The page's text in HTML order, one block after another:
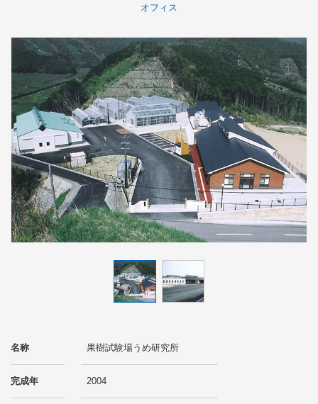
オフィス
名称 果樹試験場うめ研究所
完成年 2004